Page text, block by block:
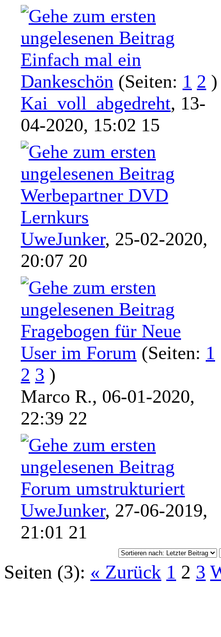
Einfach mal ein
Dankeschön (Seiten: 1 2 )
Kai_voll_abgedreht, 13-
04-2020, 15:02 15
Werbepartner DVD
Lernkurs
UweJunker, 25-02-2020,
20:07 20
Fragebogen für Neue
User im Forum (Seiten: 1
2 3 )
Marco R., 06-01-2020,
22:39 22
Forum umstrukturiert
UweJunker, 27-06-2019,
21:01 21
Seiten (3): « Zurück 1 2 3